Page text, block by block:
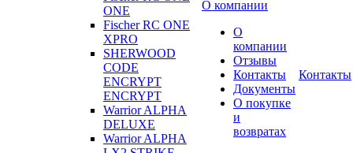
ONE
Fischer RC ONE
XPRO
SHERWOOD
CODE
ENCRYPT
ENCRYPT
Warrior ALPHA
DELUXE
Warrior ALPHA
О компании
О
компании
Отзывы
Контакты
Документы
О покупке
и
возвратах
Контакты